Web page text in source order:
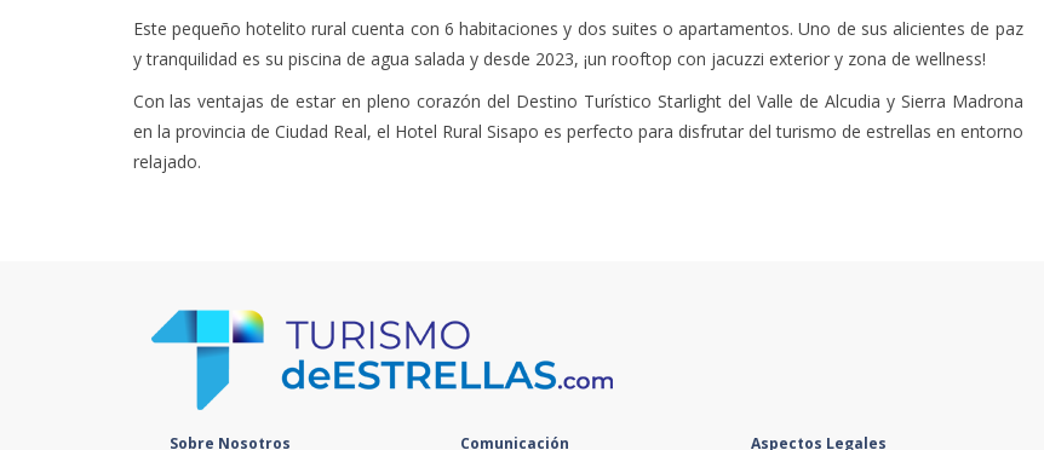
Este pequeño hotelito rural cuenta con 6 habitaciones y dos suites o apartamentos. Uno de sus alicientes de paz
y tranquilidad es su piscina de agua salada y desde 2023, ¡un rooftop con jacuzzi exterior y zona de wellness!
Con las ventajas de estar en pleno corazón del Destino Turístico Starlight del Valle de Alcudia y Sierra Madrona
en la provincia de Ciudad Real, el Hotel Rural Sisapo es perfecto para disfrutar del turismo de estrellas en entorno
relajado.
Sobre Nosotros Comunicación Aspectos Legales